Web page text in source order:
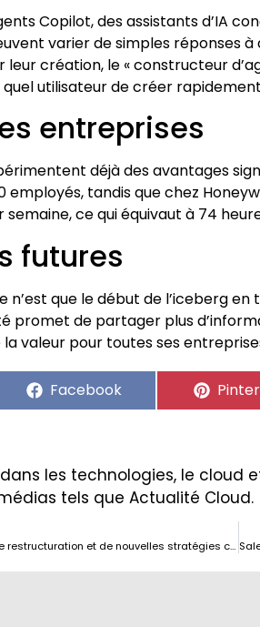
Copilot, des assistants d’IA
varier de simples réponses
création, le « constructeur
utilisateur de créer
entreprises
déjà des avantages
employés, tandis que chez
ce qui équivaut à 74
futures
que le début de l’iceberg en
promet de partager plus
valeur pour toutes ses
Facebook
les technologies, le
tels que Actualité Cloud.
Intel annonce une importante restructuration et de nouvelles stratégies commerciales